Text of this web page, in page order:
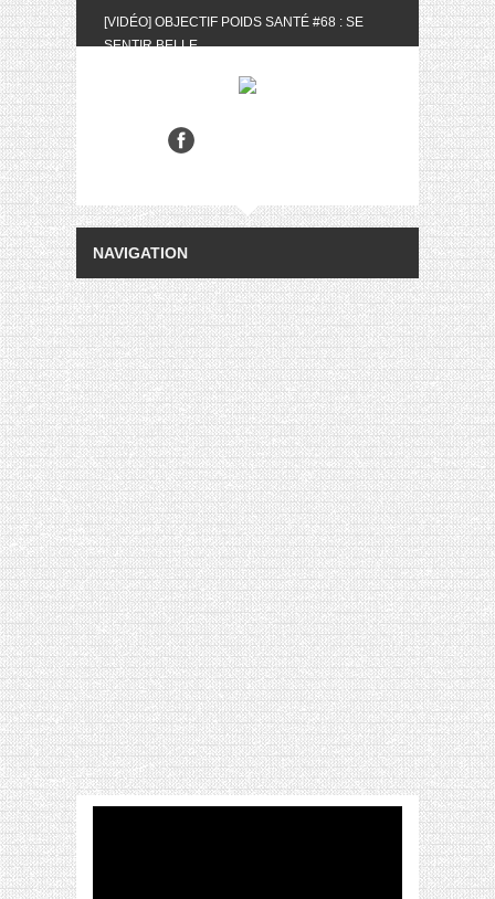
[VIDÉO] OBJECTIF POIDS SANTÉ #68 : SE
SENTIR BELLE
BIOTYFULL BOX DU MOIS DE MAI 2024 FEAT.
[VIDÉO] QUITOQUE #10 : MEAL PREP &
CONVIVIALITÉ
[VIDÉO] UNBOXING : LES MY LITTLE &
BIOTYFULL BOX DU MOIS D’AVRIL 2024
FEAT. AKILA
[VIDÉO] OBJECTIF POIDS SANTÉ #67 : L’AVIS
DES AUTRES, CE N’EST QUE LA VIE DES
AUTRES
[VIDÉO] UNBOXING : LES MY LITTLE &
BIOTYFULL BOX DES MOIS DE FÉVRIER ET
MARS 2024 FEAT. AKILA
[VIDÉO] LA SÉLECTION DU MOIS
#JANVIER2024
[VIDÉO] HELLOFRESH #34 : IDÉES
RECETTES RISOTTO